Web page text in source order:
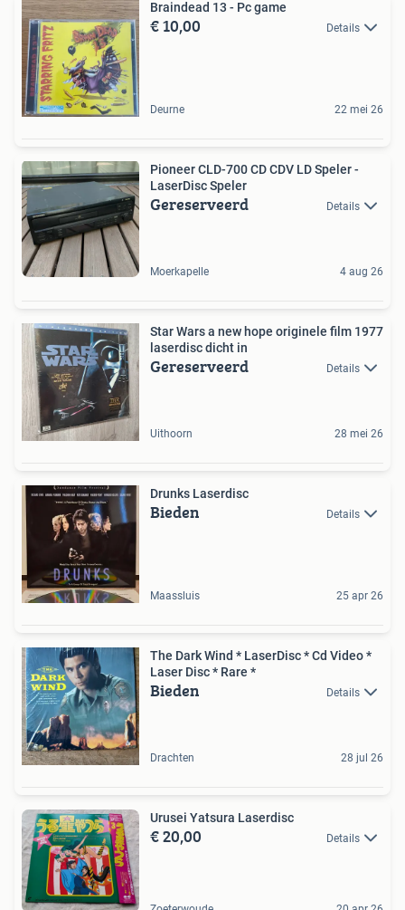
Braindead 13 - Pc game
€ 10,00 Details
Deurne 22 mei 26
Pioneer CLD-700 CD CDV LD Speler -
LaserDisc Speler
Gereserveerd Details
Moerkapelle 4 aug 26
Star Wars a new hope originele film 1977
laserdisc dicht in
Gereserveerd Details
Uithoorn 28 mei 26
Drunks Laserdisc
Bieden Details
Maassluis 25 apr 26
The Dark Wind * LaserDisc * Cd Video *
Laser Disc * Rare *
Bieden Details
Drachten 28 jul 26
Urusei Yatsura Laserdisc
€ 20,00 Details